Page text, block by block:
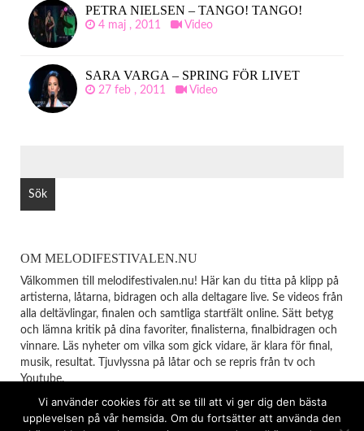
PETRA NIELSEN – TANGO! TANGO!
4 maj , 2011 Video
SARA VARGA – SPRING FÖR LIVET
27 feb , 2011 Video
OM MELODIFESTIVALEN.NU
Välkommen till melodifestivalen.nu! Här kan du titta på klipp på
artisterna, låtarna, bidragen och alla deltagare live. Se videos från
alla deltävlingar, finalen och samtliga startfält online. Sätt betyg
och lämna kritik på dina favoriter, finalisterna, finalbidragen och
vinnare. Läs nyheter om vilka som gick vidare, är klara för final,
musik, resultat. Tjuvlyssna på låtar och se repris från tv och
Youtube.
© Copyright 2026 MELODIFESTIVALEN TOP
Vi använder cookies för att se till att vi ger dig den bästa
upplevelsen på vår hemsida. Om du fortsätter att använda den